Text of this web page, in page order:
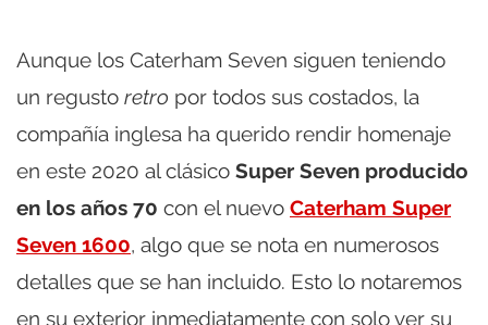
Aunque los Caterham Seven siguen teniendo
un regusto retro por todos sus costados, la
compañía inglesa ha querido rendir homenaje
en este 2020 al clásico Super Seven producido
en los años 70 con el nuevo Caterham Super
Seven 1600, algo que se nota en numerosos
detalles que se han incluido. Esto lo notaremos
en su exterior inmediatamente con solo ver su